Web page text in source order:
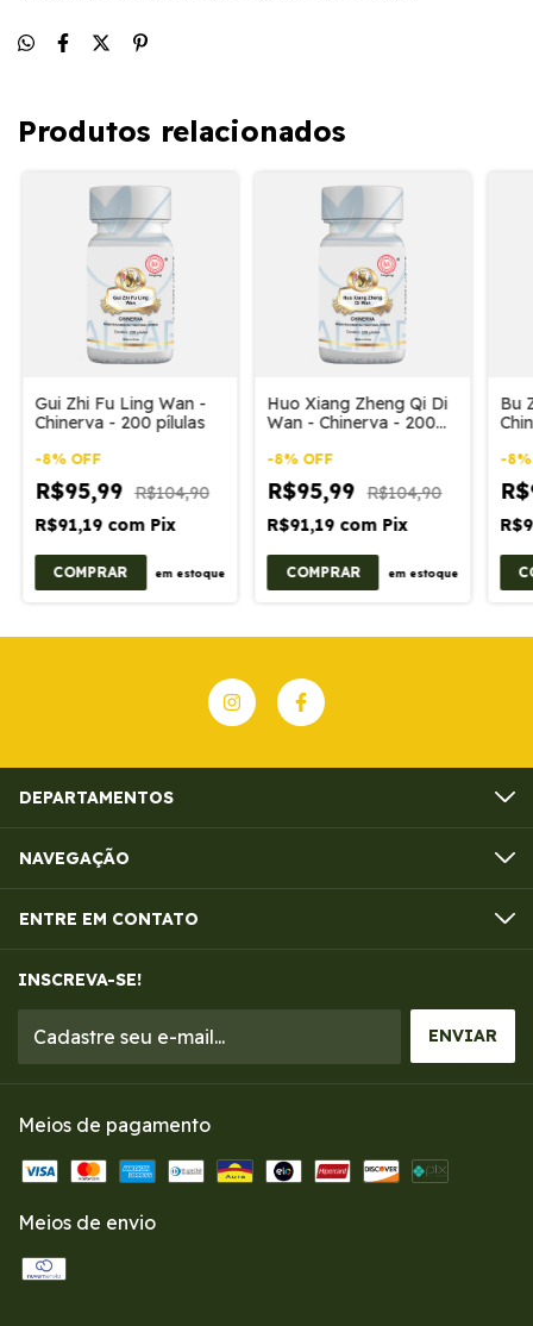
Produtos relacionados
Gui Zhi Fu Ling Wan -
Chinerva - 200 pílulas
-8% OFF
R$95,99 R$104,90
R$91,19 com Pix
em estoque
Huo Xiang Zheng Qi Di
Wan - Chinerva - 200
-8% OFF
R$95,99 R$104,90
R$91,19 com Pix
em estoque
Bu
-8
DEPARTAMENTOS
NAVEGAÇÃO
ENTRE EM CONTATO
INSCREVA-SE!
Meios de pagamento
Meios de envio